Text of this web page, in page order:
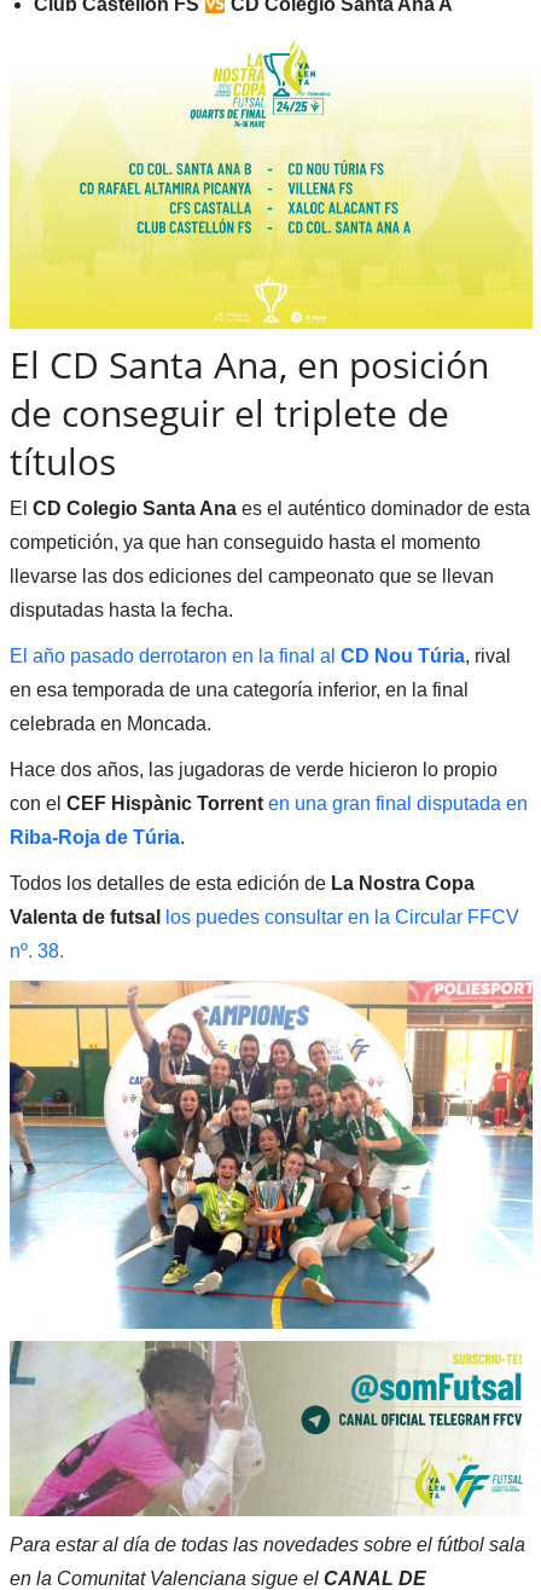
Club Castellón FS
CD Colegio Santa Ana A
El CD Santa Ana, en posición
de conseguir el triplete de
títulos
El CD Colegio Santa Ana es el auténtico dominador de esta
competición, ya que han conseguido hasta el momento
llevarse las dos ediciones del campeonato que se llevan
disputadas hasta la fecha.
El año pasado derrotaron en la final al CD Nou Túria, rival
en esa temporada de una categoría inferior, en la final
celebrada en Moncada.
Hace dos años, las jugadoras de verde hicieron lo propio
con el CEF Hispànic Torrent en una gran final disputada en
Riba-Roja de Túria.
Todos los detalles de esta edición de La Nostra Copa
Valenta de futsal
los puedes consultar en la Circular FFCV
nº. 38.
Para estar al día de todas las novedades sobre el fútbol sala
en la Comunitat Valenciana sigue el CANAL DE